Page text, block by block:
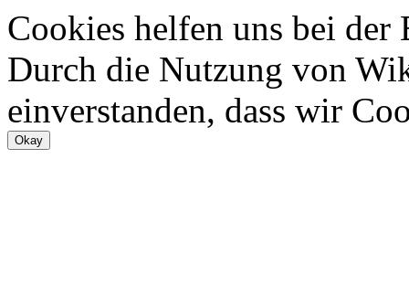
Cookies helfen uns bei
Durch die Nutzung von
einverstanden, dass wir